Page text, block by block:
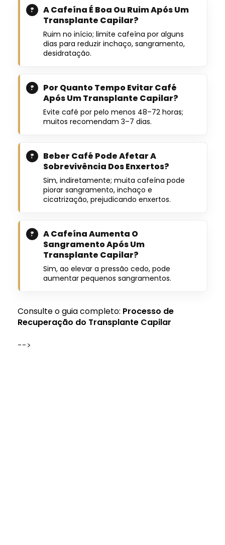
A Cafeína É Boa Ou Ruim Após Um
Transplante Capilar?
Ruim no início; limite cafeína por alguns
dias para reduzir inchaço, sangramento,
desidratação.
Por Quanto Tempo Evitar Café
Após Um Transplante Capilar?
Evite café por pelo menos 48–72 horas;
muitos recomendam 3–7 dias.
Beber Café Pode Afetar A
Sobrevivência Dos Enxertos?
Sim, indiretamente; muita cafeína pode
piorar sangramento, inchaço e
cicatrização, prejudicando enxertos.
A Cafeína Aumenta O
Sangramento Após Um
Transplante Capilar?
Sim, ao elevar a pressão cedo, pode
aumentar pequenos sangramentos.
Consulte o guia completo: Processo de
Recuperação do Transplante Capilar
-->